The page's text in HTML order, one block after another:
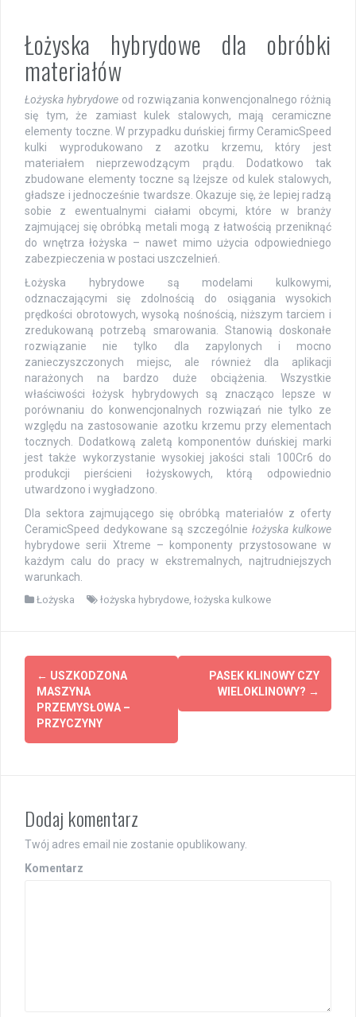
Łożyska hybrydowe dla obróbki
materiałów
Łożyska hybrydowe od rozwiązania konwencjonalnego różnią
się tym, że zamiast kulek stalowych, mają ceramiczne
elementy toczne. W przypadku duńskiej firmy CeramicSpeed
kulki wyprodukowano z azotku krzemu, który jest
materiałem nieprzewodzącym prądu. Dodatkowo tak
zbudowane elementy toczne są lżejsze od kulek stalowych,
gładsze i jednocześnie twardsze. Okazuje się, że lepiej radzą
sobie z ewentualnymi ciałami obcymi, które w branży
zajmującej się obróbką metali mogą z łatwością przeniknąć
do wnętrza łożyska – nawet mimo użycia odpowiedniego
zabezpieczenia w postaci uszczelnień.
Łożyska hybrydowe są modelami kulkowymi,
odznaczającymi się zdolnością do osiągania wysokich
prędkości obrotowych, wysoką nośnością, niższym tarciem i
zredukowaną potrzebą smarowania. Stanowią doskonałe
rozwiązanie nie tylko dla zapylonych i mocno
zanieczyszczonych miejsc, ale również dla aplikacji
narażonych na bardzo duże obciążenia. Wszystkie
właściwości łożysk hybrydowych są znacząco lepsze w
porównaniu do konwencjonalnych rozwiązań nie tylko ze
względu na zastosowanie azotku krzemu przy elementach
tocznych. Dodatkową zaletą komponentów duńskiej marki
jest także wykorzystanie wysokiej jakości stali 100Cr6 do
produkcji pierścieni łożyskowych, którą odpowiednio
utwardzono i wygładzono.
Dla sektora zajmującego się obróbką materiałów z oferty
CeramicSpeed dedykowane są szczególnie łożyska kulkowe
hybrydowe serii Xtreme – komponenty przystosowane w
każdym calu do pracy w ekstremalnych, najtrudniejszych
warunkach.
Łożyska łożyska hybrydowe, łożyska kulkowe
b
z
w
p
← USZKODZONA
MASZYNA
PRZEMYSŁOWA –
PRZYCZYNY
PASEK KLINOWY CZY
WIELOKLINOWY? →
Dodaj komentarz
Twój adres email nie zostanie opublikowany.
Komentarz